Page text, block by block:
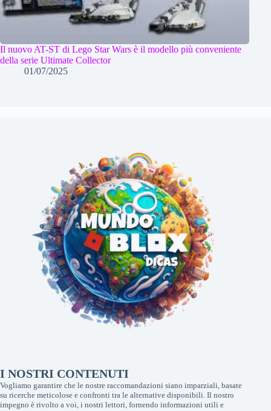
Il nuovo AT-ST di Lego Star Wars è il modello più conveniente
della serie Ultimate Collector
01/07/2025
I NOSTRI CONTENUTI
Vogliamo garantire che le nostre raccomandazioni siano imparziali, basate
su ricerche meticolose e confronti tra le alternative disponibili. Il nostro
impegno è rivolto a voi, i nostri lettori, fornendo informazioni utili e